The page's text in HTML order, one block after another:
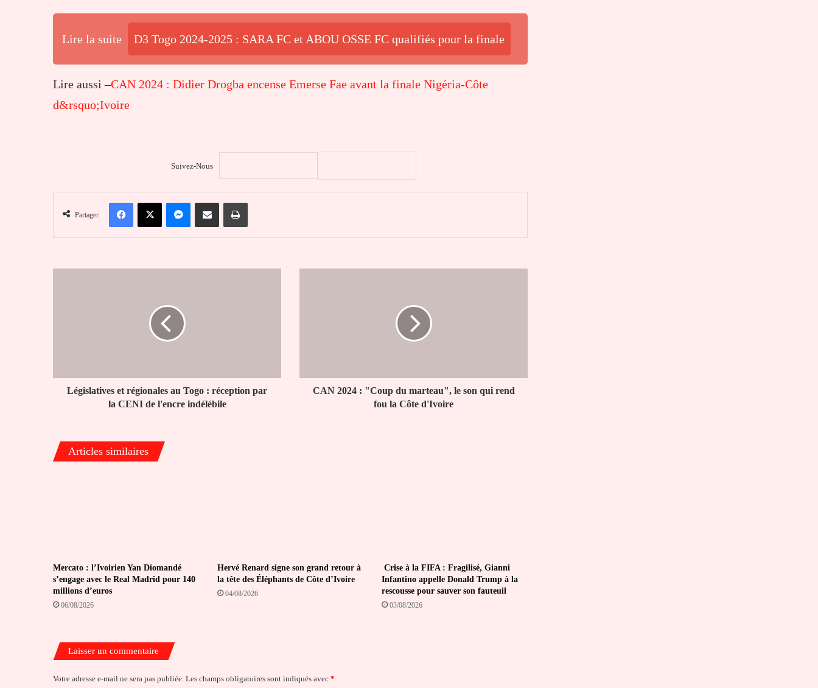
Lire la suite D3 Togo 2024-2025 : SARA FC et ABOU OSSE FC qualifiés pour la finale
Lire aussi –CAN 2024 : Didier Drogba encense Emerse Fae avant la finale Nigéria-Côte
d&rsquo;Ivoire
Suivez-Nous
Partager
FacebookX MessengerPartager par email Imprimer
la
CENILégislatives et régionales au Togo : réception par
la CENI de l'encre indélébile
qui
rendCAN 2024 : "Coup du marteau", le son qui rend
fou la Côte d'Ivoire
Articles similaires
Mercato : l’Ivoirien Yan Diomandé
s’engage avec le Real Madrid pour 140
millions d’euros
06/08/2026
Hervé Renard signe son grand retour à
la tête des Éléphants de Côte d’Ivoire
04/08/2026
Crise à la FIFA : Fragilisé, Gianni
Infantino appelle Donald Trump à la
rescousse pour sauver son fauteuil
03/08/2026
Laisser un commentaire
Votre adresse e-mail ne sera pas publiée. Les champs obligatoires sont indiqués avec *